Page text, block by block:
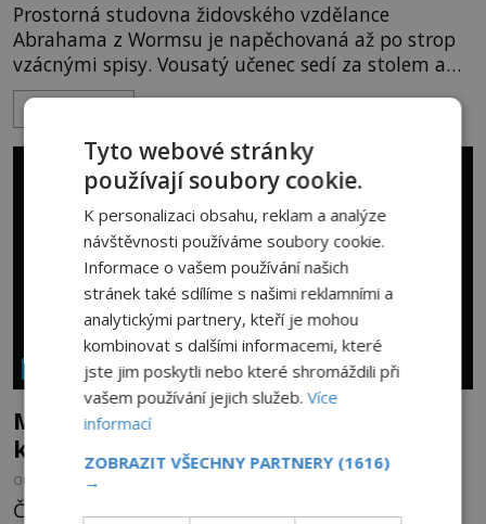
Prostorná studovna židovského vzdělance
Abrahama z Wormsu je napěchovaná až po strop
vzácnými spisy. Vousatý učenec sedí za stolem a
před sebou má rozložený jeden z nejzáhadnějších
magických textů. Jde o Abramelinův grimoár, který
sám sepsal. Skutečně do něj zaznamenal mocná
kouzla, jak si někteří myslí, nebo jde o pouhou
pověru? Už šest měsíců pobývá
NÁBOŽENSTVÍ A OKULTISMUS
Magická ochrana proti zlému oku,
kterou si oblíbily i celebrity
OD EVA SOUKUPOVÁ
Červená stužka uvázaná kolem zápěstí podle
Tyto webové stránky
používají soubory cookie.
K personalizaci obsahu, reklam a analýze
návštěvnosti používáme soubory cookie.
Informace o vašem používání našich
stránek také sdílíme s našimi reklamními a
analytickými partnery, kteří je mohou
kombinovat s dalšími informacemi, které
jste jim poskytli nebo které shromáždili při
vašem používání jejich služeb.Více
informací
ZOBRAZIT VŠECHNY PARTNERY (1616)
→